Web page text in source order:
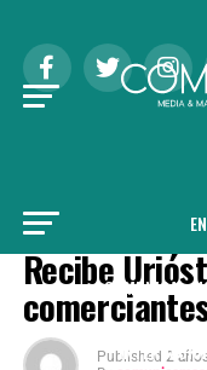
COMUNICA +
COMUNICA +
Recibe
Published 2